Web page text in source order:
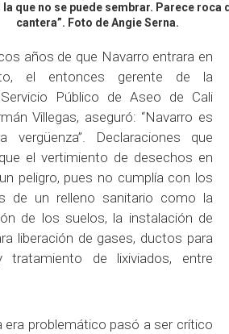
la que no se puede sembrar. Parece roca
cantera”. Foto de Angie Serna.
años de que Navarro entrara en
el entonces gerente de la
Público de Aseo de Cali
Villegas, aseguró: “Navarro es
vergüenza”. Declaraciones que
el vertimiento de desechos en
peligro, pues no cumplía con los
de un relleno sanitario como la
de los suelos, la instalación de
liberación de gases, ductos para
tratamiento de lixiviados, entre
era problemático pasó a ser crítico